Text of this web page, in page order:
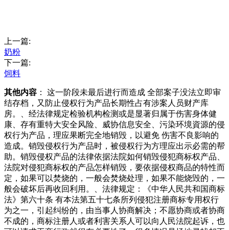
上一篇:
奶粉
下一篇:
饲料
其他内容 ： 这一阶段未最后进行而造成 全部案子没法立即审
结存档，又防止侵权行为产品长期性占有涉案人员财产库
房。、经法律规定检验机构检测或是显著归属于伤害身体健
康、存有重特大安全风险、威协信息安全、污染环境資源的侵
权行为产品，理应果断完全地销毁，以避免 伤害不良影响的
造成。销毁侵权行为产品时，被侵权行为方理应出示必需的帮
助。销毁侵权产品的法律依据法院如何销毁侵犯商标权产品、
法院对侵犯商标权的产品怎样销毁，要依据侵权商品的特性而
定，如果可以焚烧的，一般会焚烧处理，如果不能烧毁的，一
般会破坏后再收回利用。、法律规定：《中华人民共和国商标
法》第六十条 有本法第五十七条所列侵犯注册商标专用权行
为之一，引起纠纷的，由当事人协商解决；不愿协商或者协商
不成的，商标注册人或者利害关系人可以向人民法院起诉，也